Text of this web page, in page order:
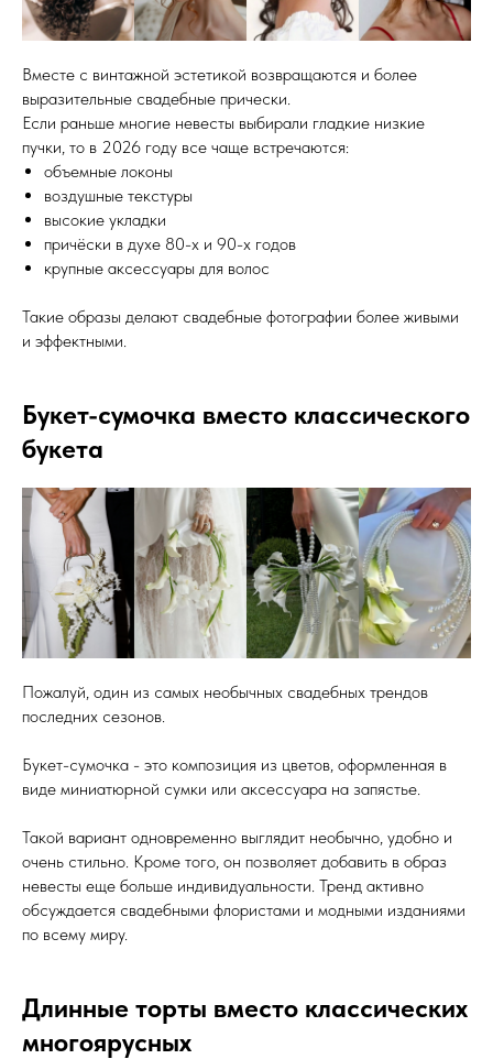
Вместе с винтажной эстетикой возвращаются и более
выразительные свадебные прически.
Если раньше многие невесты выбирали гладкие низкие
пучки, то в 2026 году все чаще встречаются:
объемные локоны
воздушные текстуры
высокие укладки
причёски в духе 80-х и 90-х годов
крупные аксессуары для волос
Такие образы делают свадебные фотографии более живыми
и эффектными.
Букет-сумочка вместо классического
букета
Пожалуй, один из самых необычных свадебных трендов
последних сезонов.
Букет-сумочка - это композиция из цветов, оформленная в
виде миниатюрной сумки или аксессуара на запястье.
Такой вариант одновременно выглядит необычно, удобно и
очень стильно. Кроме того, он позволяет добавить в образ
невесты еще больше индивидуальности. Тренд активно
обсуждается свадебными флористами и модными изданиями
по всему миру.
Длинные торты вместо классических
многоярусных